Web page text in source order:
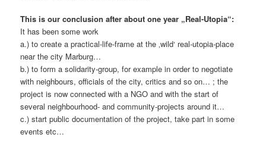
This is our conclusion after about one year „Real-Utopia“:
It has been some work
a.) to create a practical-life-frame at the ‚wild‘ real-utopia-place
near the city Marburg…
b.) to form a solidarity-group, for example in order to negotiate
with neighbours, officials of the city, critics and so on… ; the
project is now connected with a NGO and with the start of
several neighbourhood- and community-projects around it…
c.) start public documentation of the project, take part in some
events etc…